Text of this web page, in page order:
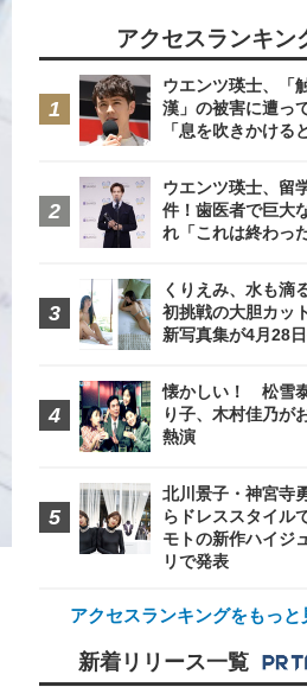
アクセスランキン
ウエンツ瑛士、「
漢」の被害に遭っ
「息を吹きかける
ウエンツ瑛士、留
件！歯医者で巨大
れ「これは終わっ
くりえみ、水も滴
初挑戦の大胆カッ
新写真集が4月28
懐かしい！ 松雪
り子、木村佳乃が
熱演
北川景子・神宮寺
らドレススタイル
モトの新作ハイジ
リで発表
アクセスランキングをもっと
新着リリース一覧